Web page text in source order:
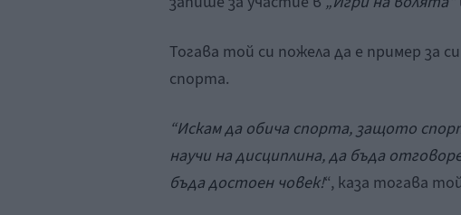
Тогава той си пожела да е пример за
спорта.
“Искам да обича спорта, защото
научи на дисциплина, да бъда
бъда достоен човек!“, каза тогава